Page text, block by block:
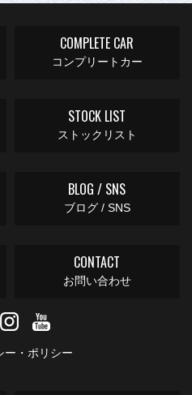
COMPLETE CAR
コンプリートカー
STOCK LIST
ストックリスト
BLOG / SNS
ブログ / SNS
CONTACT
お問い合わせ
ー・ポリシー